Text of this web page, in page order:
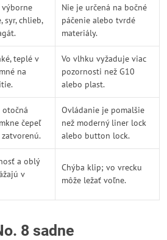
výborne
syr, chlieb,
Nie je určená na bočné
páčenie alebo tvrdé
materiály.
teplé v
na
Vo vlhku vyžaduje viac
pozornosti než G10
alebo plast.
otočná
čepeľ
Ovládanie je pomalšie
než moderný liner lock
alebo button lock.
a oblý
v
Chýba klip; vo vrecku
môže ležať voľne.
8 sadne